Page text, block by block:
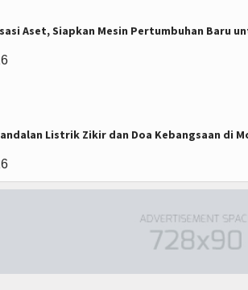
Aset, Siapkan Mesin Pertumbuhan Baru
Listrik Zikir dan Doa Kebangsaan di